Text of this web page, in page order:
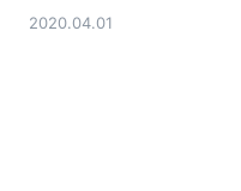
2020.04.01